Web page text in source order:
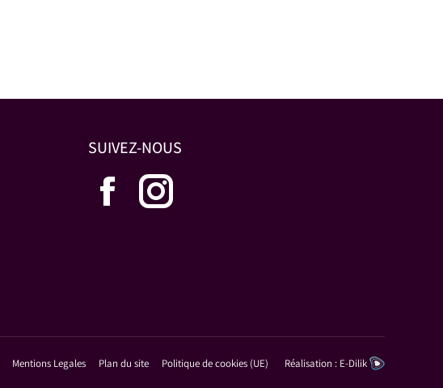
SUIVEZ-NOUS
La
dansdans
Mentions Legales Plan du site Politique de cookies (UE) Réalisation : E-Dilik